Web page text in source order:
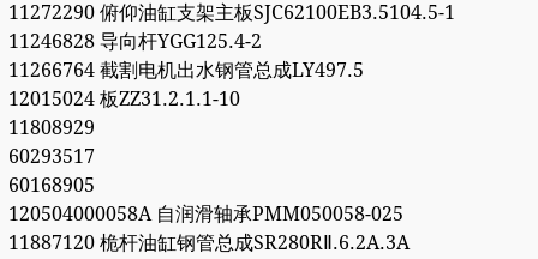
11272290 俯仰油缸支架主板SJC62100EB3.5104.5-1
11246828 导向杆YGG125.4-2
11266764 截割电机出水钢管总成LY497.5
12015024 板ZZ31.2.1.1-10
11808929
60293517
60168905
120504000058A 自润滑轴承PMM050058-025
11887120 桅杆油缸钢管总成SR280RⅡ.6.2A.3A